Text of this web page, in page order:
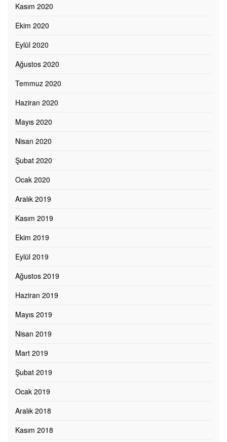
Kasım 2020
Ekim 2020
Eylül 2020
Ağustos 2020
Temmuz 2020
Haziran 2020
Mayıs 2020
Nisan 2020
Şubat 2020
Ocak 2020
Aralık 2019
Kasım 2019
Ekim 2019
Eylül 2019
Ağustos 2019
Haziran 2019
Mayıs 2019
Nisan 2019
Mart 2019
Şubat 2019
Ocak 2019
Aralık 2018
Kasım 2018